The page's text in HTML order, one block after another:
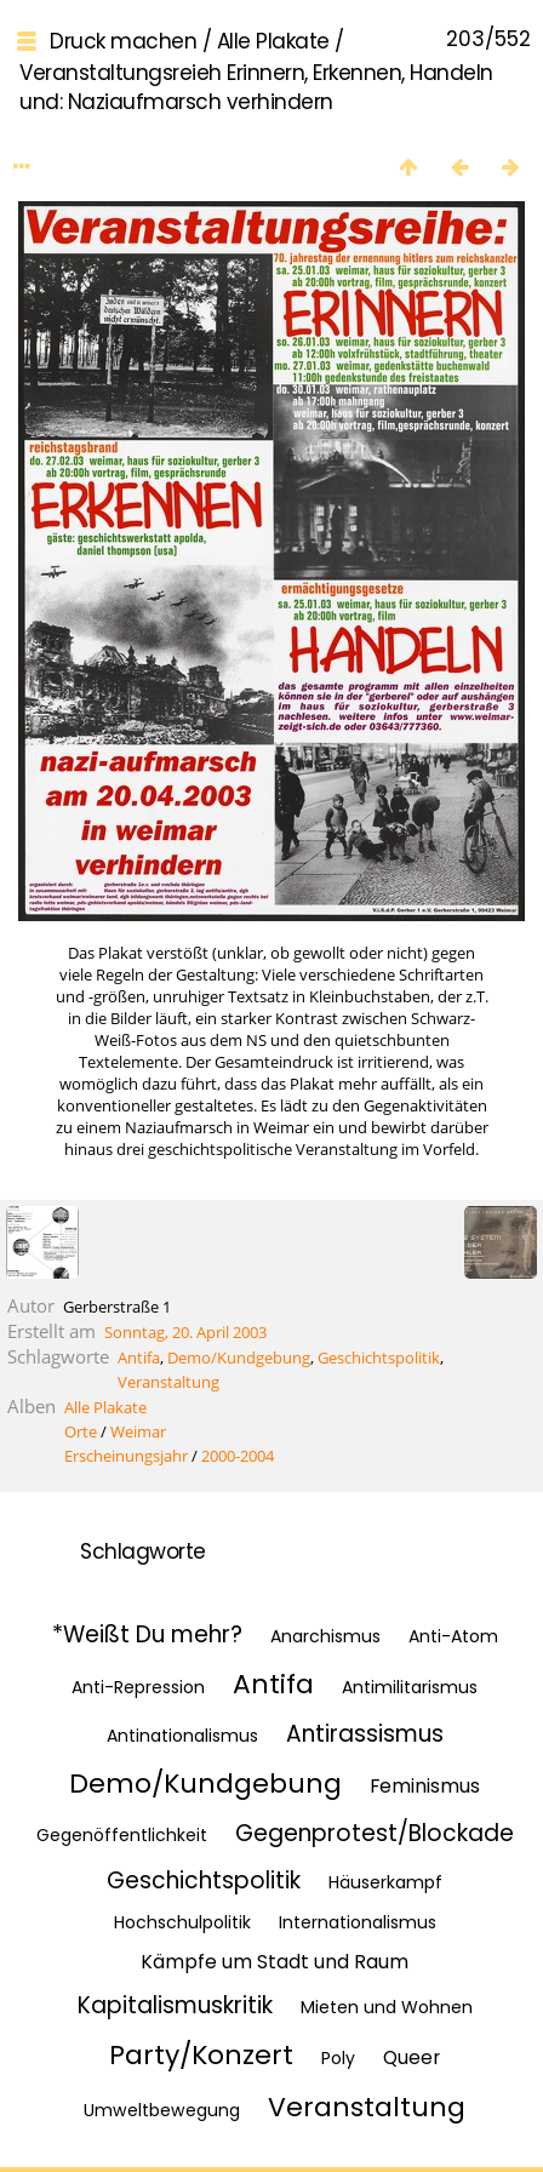
203/552
Druck machen / Alle Plakate /
Veranstaltungsreieh Erinnern, Erkennen, Handeln
und: Naziaufmarsch verhindern
Das Plakat verstößt (unklar, ob gewollt oder nicht) gegen
viele Regeln der Gestaltung: Viele verschiedene Schriftarten
und -größen, unruhiger Textsatz in Kleinbuchstaben, der z.T.
in die Bilder läuft, ein starker Kontrast zwischen Schwarz-
Weiß-Fotos aus dem NS und den quietschbunten
Textelemente. Der Gesamteindruck ist irritierend, was
womöglich dazu führt, dass das Plakat mehr auffällt, als ein
konventioneller gestaltetes. Es lädt zu den Gegenaktivitäten
zu einem Naziaufmarsch in Weimar ein und bewirbt darüber
hinaus drei geschichtspolitische Veranstaltung im Vorfeld.
Autor Gerberstraße 1
Erstellt am Sonntag, 20. April 2003
Schlagworte Antifa, Demo/Kundgebung,Geschichtspolitik,
Veranstaltung
Alben Alle Plakate
Orte/Weimar
Erscheinungsjahr/2000-2004
Schlagworte
*Weißt Du mehr? Anarchismus Anti-Atom
Anti-Repression Antifa
Antimilitarismus
Antinationalismus
Antirassismus
Demo/Kundgebung Feminismus
Gegenöffentlichkeit
Gegenprotest/Blockade
Geschichtspolitik
Häuserkampf
Hochschulpolitik
Internationalismus
Kämpfe um Stadt und Raum
Kapitalismuskritik Mieten und Wohnen
Party/Konzert Poly Queer
Umweltbewegung Veranstaltung